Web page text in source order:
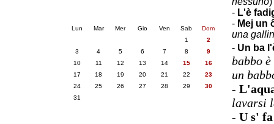
- L'è
- Mej un
una
- Un ba
babbo
un
-
lavarsi
- U s'
Lun Mar Mer Gio Ven Sab
Dom
1
2
3
4 5 6 7 8
9
10
11 12 13 14 15
16
17
18 19 20 21 22
23
24
25 26 27 28 29
30
31